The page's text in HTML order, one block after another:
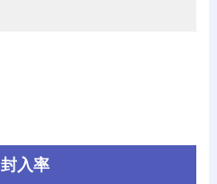
封入率